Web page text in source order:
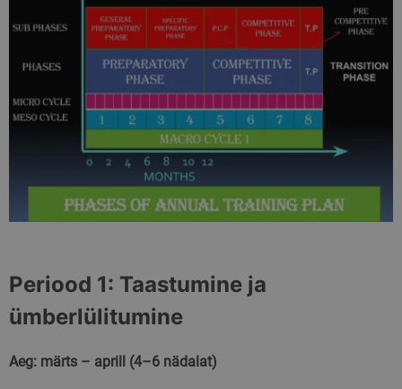
Periood 1: Taastumine ja
ümberlülitumine
Aeg: märts – aprill (4–6 nädalat)